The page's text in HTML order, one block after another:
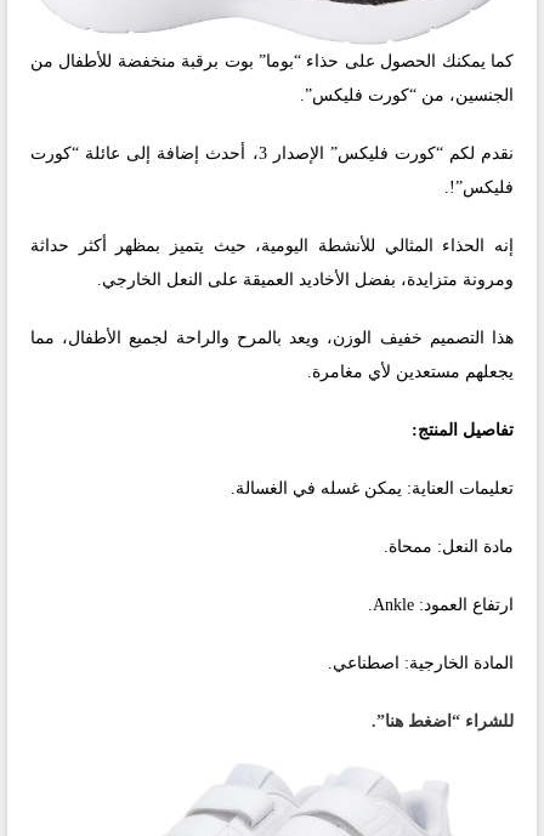
كما يمكنك الحصول على حذاء “بوما” بوت برقبة منخفضة للأطفال من
الجنسين، من “كورت فليكس”.
نقدم لكم “كورت فليكس” الإصدار 3، أحدث إضافة إلى عائلة “كورت
فليكس”!.
إنه الحذاء المثالي للأنشطة اليومية، حيث يتميز بمظهر أكثر حداثة
ومرونة متزايدة، بفضل الأخاديد العميقة على النعل الخارجي.
هذا التصميم خفيف الوزن، ويعد بالمرح والراحة لجميع الأطفال، مما
يجعلهم مستعدين لأي مغامرة.
تفاصيل المنتج:
تعليمات العناية: يمكن غسله في الغسالة.
مادة النعل: ممحاة.
ارتفاع العمود: Ankle.
المادة الخارجية: اصطناعي.
للشراء “اضغط هنا”.